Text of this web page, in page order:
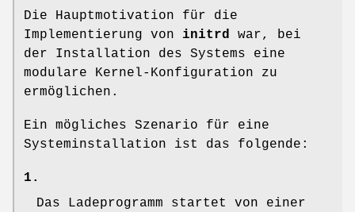
Die Hauptmotivation für die
Implementierung von initrd war, bei
der Installation des Systems eine
modulare Kernel-Konfiguration zu
ermöglichen.
Ein mögliches Szenario für eine
Systeminstallation ist das folgende:
1.
Das Ladeprogramm startet von einer